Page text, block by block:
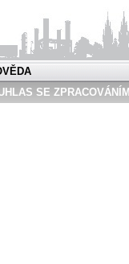
SE ZPRACOVÁNÍM